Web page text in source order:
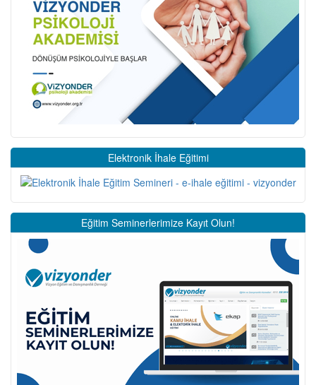
Elektronik İhale Eğitimi
Eğitim Seminerlerimize Kayıt Olun!